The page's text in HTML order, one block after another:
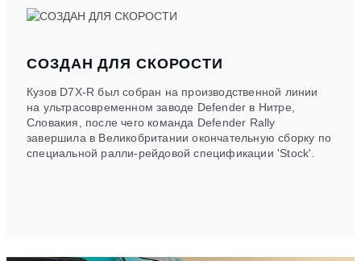
СОЗДАН ДЛЯ СКОРОСТИ
Кузов D7X-R был собран на производственной линии
на ультрасовременном заводе Defender в Нитре,
Словакия, после чего команда Defender Rally
завершила в Великобритании окончательную сборку по
специальной ралли-рейдовой спецификации 'Stock'.